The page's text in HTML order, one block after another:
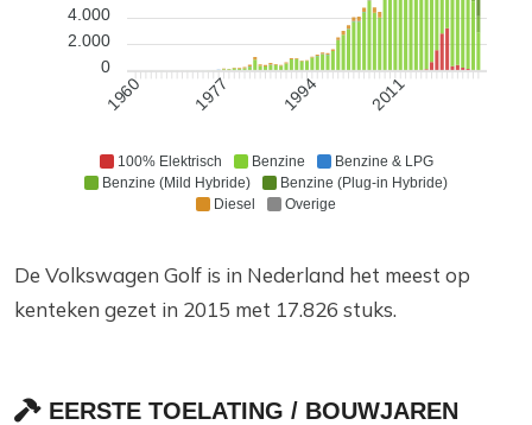
100% Elektrisch Benzine
Benzine & LPG
Benzine (Mild Hybride)
Benzine (Plug-in Hybride)
Diesel
Overige
4.000
2.000
0
1960 1977 1994 2011
De Volkswagen Golf is in Nederland het meest op
kenteken gezet in 2015 met 17.826 stuks.
EERSTE TOELATING / BOUWJAREN